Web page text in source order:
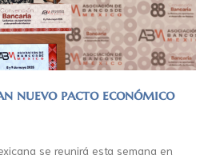
nuevo pacto económico
se reunirá esta semana en